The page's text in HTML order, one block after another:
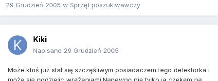
29 Grudzień 2005 w Sprzęt poszukiwawczy
Kiki
Napisano 29 Grudzień 2005
Może ktoś już stał się szczęśliwym posiadaczem tego detektorka i